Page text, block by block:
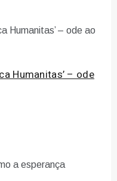
Humanitas’ – ode